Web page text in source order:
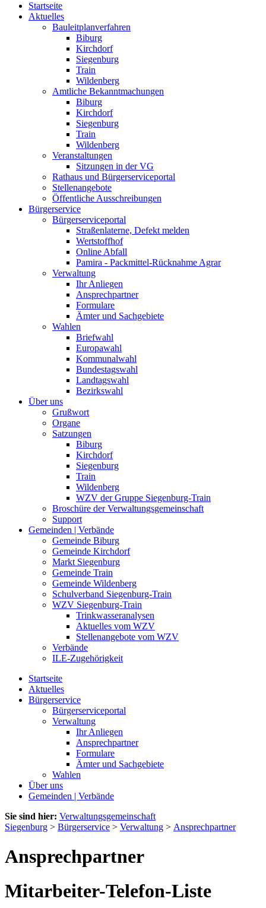
Startseite
Aktuelles
Bauleitplanverfahren
Biburg
Kirchdorf
Siegenburg
Train
Wildenberg
Amtliche Bekanntmachungen
Biburg
Kirchdorf
Siegenburg
Train
Wildenberg
Veranstaltungen
Sitzungen in der VG
Rathaus und Bürgerserviceportal
Stellenangebote
Öffentliche Ausschreibungen
Bürgerservice
Bürgerserviceportal
Straßenlaterne, Defekt melden
Wertstoffhof
Online Abfall
Pamira - Packmittel-Rücknahme Agrar
Verwaltung
Ihr Anliegen
Ansprechpartner
Formulare
Ämter und Sachgebiete
Wahlen
Briefwahl
Europawahl
Kommunalwahl
Bundestagswahl
Landtagswahl
Bezirkswahl
Über uns
Grußwort
Organe
Satzungen
Biburg
Kirchdorf
Siegenburg
Train
Wildenberg
WZV der Gruppe Siegenburg-Train
Broschüre der Verwaltungsgemeinschaft
Support
Gemeinden | Verbände
Gemeinde Biburg
Gemeinde Kirchdorf
Markt Siegenburg
Gemeinde Train
Gemeinde Wildenberg
Schulverband Siegenburg-Train
WZV Siegenburg-Train
Trinkwasseranalysen
Aktuelles vom WZV
Stellenangebote vom WZV
Verbände
ILE-Zugehörigkeit
Startseite
Aktuelles
Bürgerservice
Bürgerserviceportal
Verwaltung
Ihr Anliegen
Ansprechpartner
Formulare
Ämter und Sachgebiete
Wahlen
Über uns
Gemeinden | Verbände
Sie sind hier: Verwaltungsgemeinschaft
Siegenburg > Bürgerservice > Verwaltung > Ansprechpartner
Ansprechpartner
Mitarbeiter-Telefon-Liste